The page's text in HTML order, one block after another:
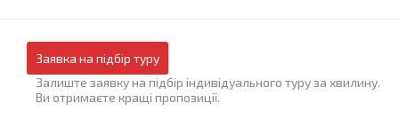
Заявка на підбір туру
Залиште заявку на підбір індивідуального туру за хвилину.
Ви отримаєте кращі пропозиції.